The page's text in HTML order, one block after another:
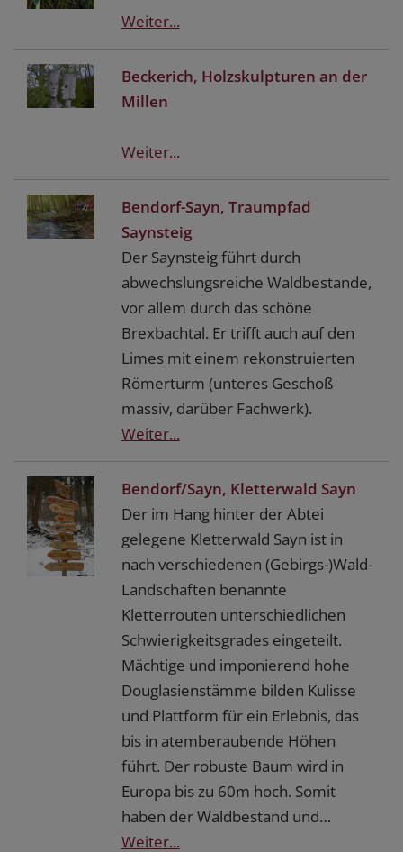
Weiter...
Beckerich, Holzskulpturen an der
Millen
Weiter...
Bendorf-Sayn, Traumpfad
Saynsteig
Der Saynsteig führt durch
abwechslungsreiche Waldbestande,
vor allem durch das schöne
Brexbachtal. Er trifft auch auf den
Limes mit einem rekonstruierten
Römerturm (unteres Geschoß
massiv, darüber Fachwerk).
Weiter...
Bendorf/Sayn, Kletterwald Sayn
Der im Hang hinter der Abtei
gelegene Kletterwald Sayn ist in
nach verschiedenen (Gebirgs-)Wald-
Landschaften benannte
Kletterrouten unterschiedlichen
Schwierigkeitsgrades eingeteilt.
Mächtige und imponierend hohe
Douglasienstämme bilden Kulisse
und Plattform für ein Erlebnis, das
bis in atemberaubende Höhen
führt. Der robuste Baum wird in
Europa bis zu 60m hoch. Somit
haben der Waldbestand und…
Weiter...